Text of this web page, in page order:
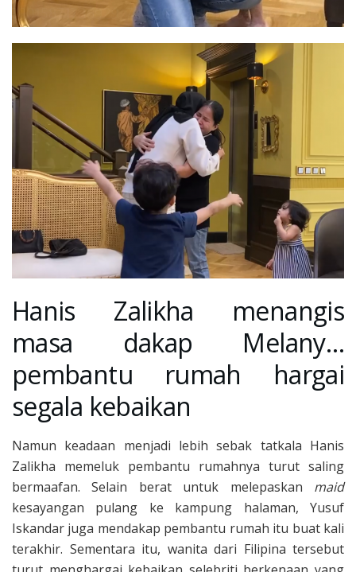
Hanis Zalikha menangis
masa dakap Melany…
pembantu rumah hargai
segala kebaikan
Namun keadaan menjadi lebih sebak tatkala Hanis
Zalikha memeluk pembantu rumahnya turut saling
bermaafan. Selain berat untuk melepaskan maid
kesayangan pulang ke kampung halaman, Yusuf
Iskandar juga mendakap pembantu rumah itu buat kali
terakhir. Sementara itu, wanita dari Filipina tersebut